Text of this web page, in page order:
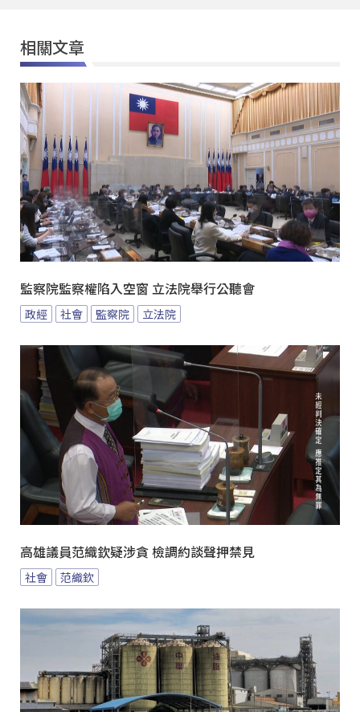
相關文章
監察院監察權陷入空窗 立法院舉行公聽會
政經 社會 監察院 立法院
高雄議員范織欽疑涉貪 檢調約談聲押禁見
社會 范織欽